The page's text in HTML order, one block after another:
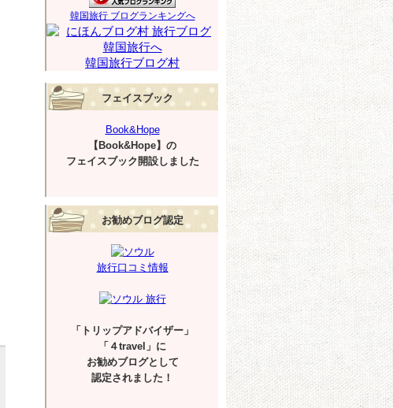
韓国旅行 ブログランキングへ
韓国旅行ブログ村
フェイスブック
Book&Hope
【Book&Hope】の
フェイスブック開設しました
お勧めブログ認定
旅行口コミ情報
「トリップアドバイザー」
「４travel」に
お勧めブログとして
認定されました！